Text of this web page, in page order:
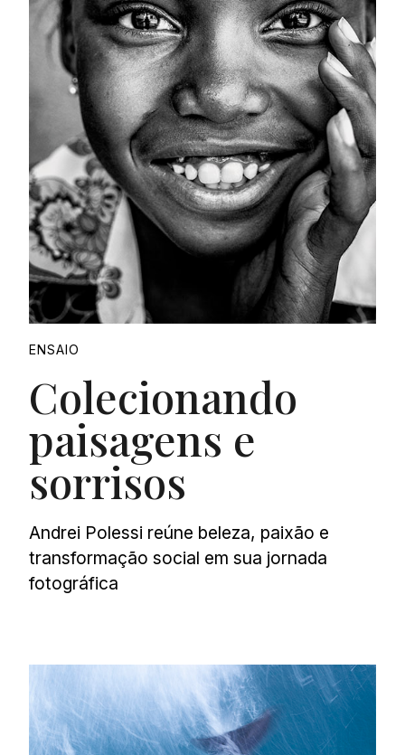
ENSAIO
Colecionando
paisagens e
sorrisos
Andrei Polessi reúne beleza, paixão e
transformação social em sua jornada
fotográfica